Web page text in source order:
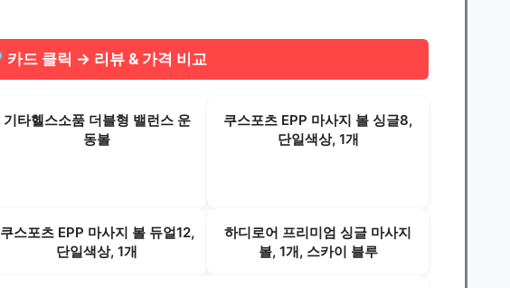
카드 클릭 → 리뷰 & 가격 비교
기타헬스소품 더블형 밸런스 운
동볼
쿠스포츠 EPP 마사지 볼 싱글8,
단일색상, 1개
쿠스포츠 EPP 마사지 볼 듀얼12,
단일색상, 1개
하디로어 프리미엄 싱글 마사지
볼, 1개, 스카이 블루